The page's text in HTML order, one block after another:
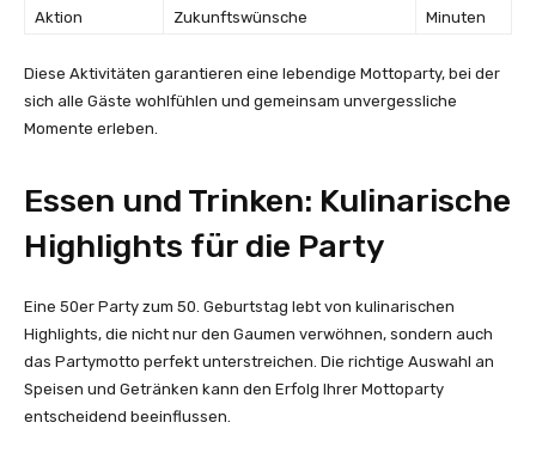
Aktion
Zukunftswünsche
Minuten
Diese Aktivitäten garantieren eine lebendige Mottoparty, bei der
sich alle Gäste wohlfühlen und gemeinsam unvergessliche
Momente erleben.
Essen und Trinken: Kulinarische
Highlights für die Party
Eine 50er Party zum 50. Geburtstag lebt von kulinarischen
Highlights, die nicht nur den Gaumen verwöhnen, sondern auch
das Partymotto perfekt unterstreichen. Die richtige Auswahl an
Speisen und Getränken kann den Erfolg Ihrer Mottoparty
entscheidend beeinflussen.